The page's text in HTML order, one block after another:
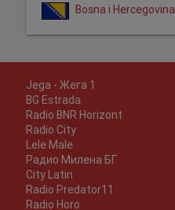
Bosna i Hercegovina
Jega - Жега 1
BG Estrada
Radio BNR Horizont
Radio City
Lele Male
Радио Милена БГ
City Latin
Radio Predator11
Radio Horo